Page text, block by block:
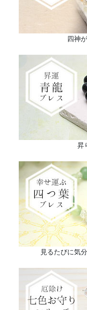
四神
昇
見るたびに気